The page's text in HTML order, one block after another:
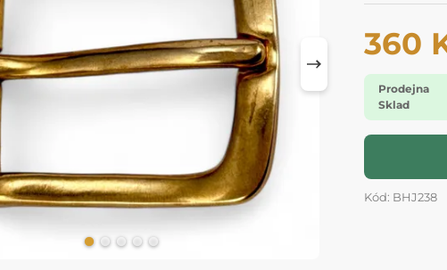
360
Prodejna
Sklad
Kód: BHJ238